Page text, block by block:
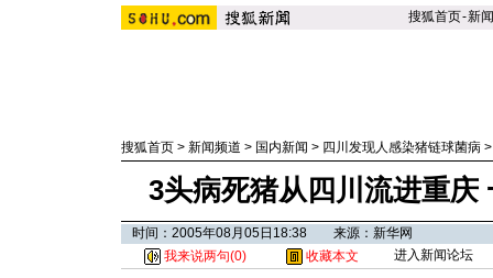
搜狐首页-新闻
搜狐首页 > 新闻频道 > 国内新闻 > 四川发现人感染猪链球菌病
3头病死猪从四川流进重庆
时间：2005年08月05日18:38 来源：新华网
我来说两句(0) 收藏本文 进入新闻论坛